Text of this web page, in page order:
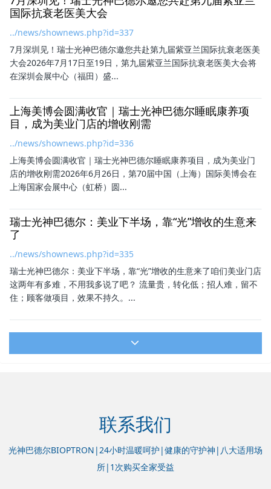
国际抗衰老医美大会
../news/shownews.php?id=337
7月深圳见！瑞士光神巴德尔邀您共赴第九届紫亚兰国际抗衰老医美
大会2026年7月17日至19日，第九届紫亚兰国际抗衰老医美大会将
在深圳会展中心（福田）盛...
上海美博会圆满收官｜瑞士光神巴德尔睡眠康养项
目，成为美业门店的增收刚需
../news/shownews.php?id=336
上海美博会圆满收官｜瑞士光神巴德尔睡眠康养项目，成为美业门
店的增收刚需2026年6月26日，第70届中国（上海）国际美博会在
上海国家会展中心（虹桥）圆...
瑞士光神巴德尔：美业下半场，靠“光”增收的生意来
了
../news/shownews.php?id=335
瑞士光神巴德尔：美业下半场，靠“光”增收的生意来了咱们美业门店
这两年有多难，不用我多说了吧？ 流量贵，转化低；招人难，留不
住；顾客做项目，效果不持久。...
联系我们
光神巴德尔BIOPTRON|24小时温暖呵护|健康的守护神|八大适用场
所|1次购买全家受益